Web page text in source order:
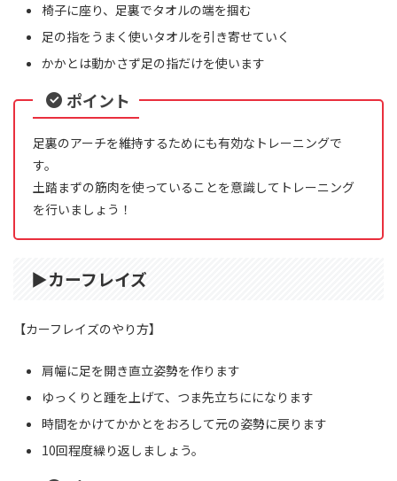
椅子に座り、足裏でタオルの端を掴む
足の指をうまく使いタオルを引き寄せていく
かかとは動かさず足の指だけを使います
ポイント
足裏のアーチを維持するためにも有効なトレーニングで
す。
土踏まずの筋肉を使っていることを意識してトレーニング
を行いましょう！
▶︎カーフレイズ
【カーフレイズのやり方】
肩幅に足を開き直立姿勢を作ります
ゆっくりと踵を上げて、つま先立ちにになります
時間をかけてかかとをおろして元の姿勢に戻ります
10回程度繰り返しましょう。